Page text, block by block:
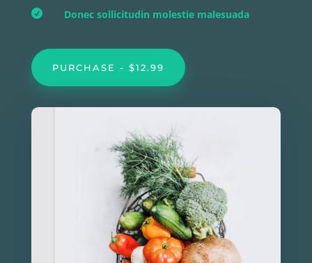
 Donec sollicitudin molestie malesuada
PURCHASE - $12.99